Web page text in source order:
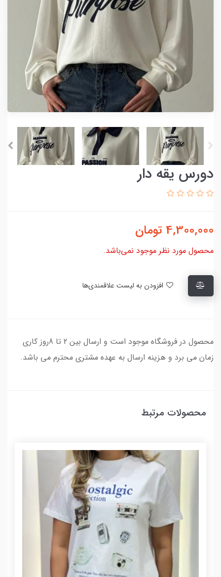
دورس یقه دار
4,300,000 تومان
محصول مورد نظر موجود نمی‌باشد.
محصول در فروشگاه موجود است و ارسال بین 2 تا 8روز کاری
زمان می برد و هزینه ارسال به عهده مشتری محترم می باشد.
محصولات مرتبط